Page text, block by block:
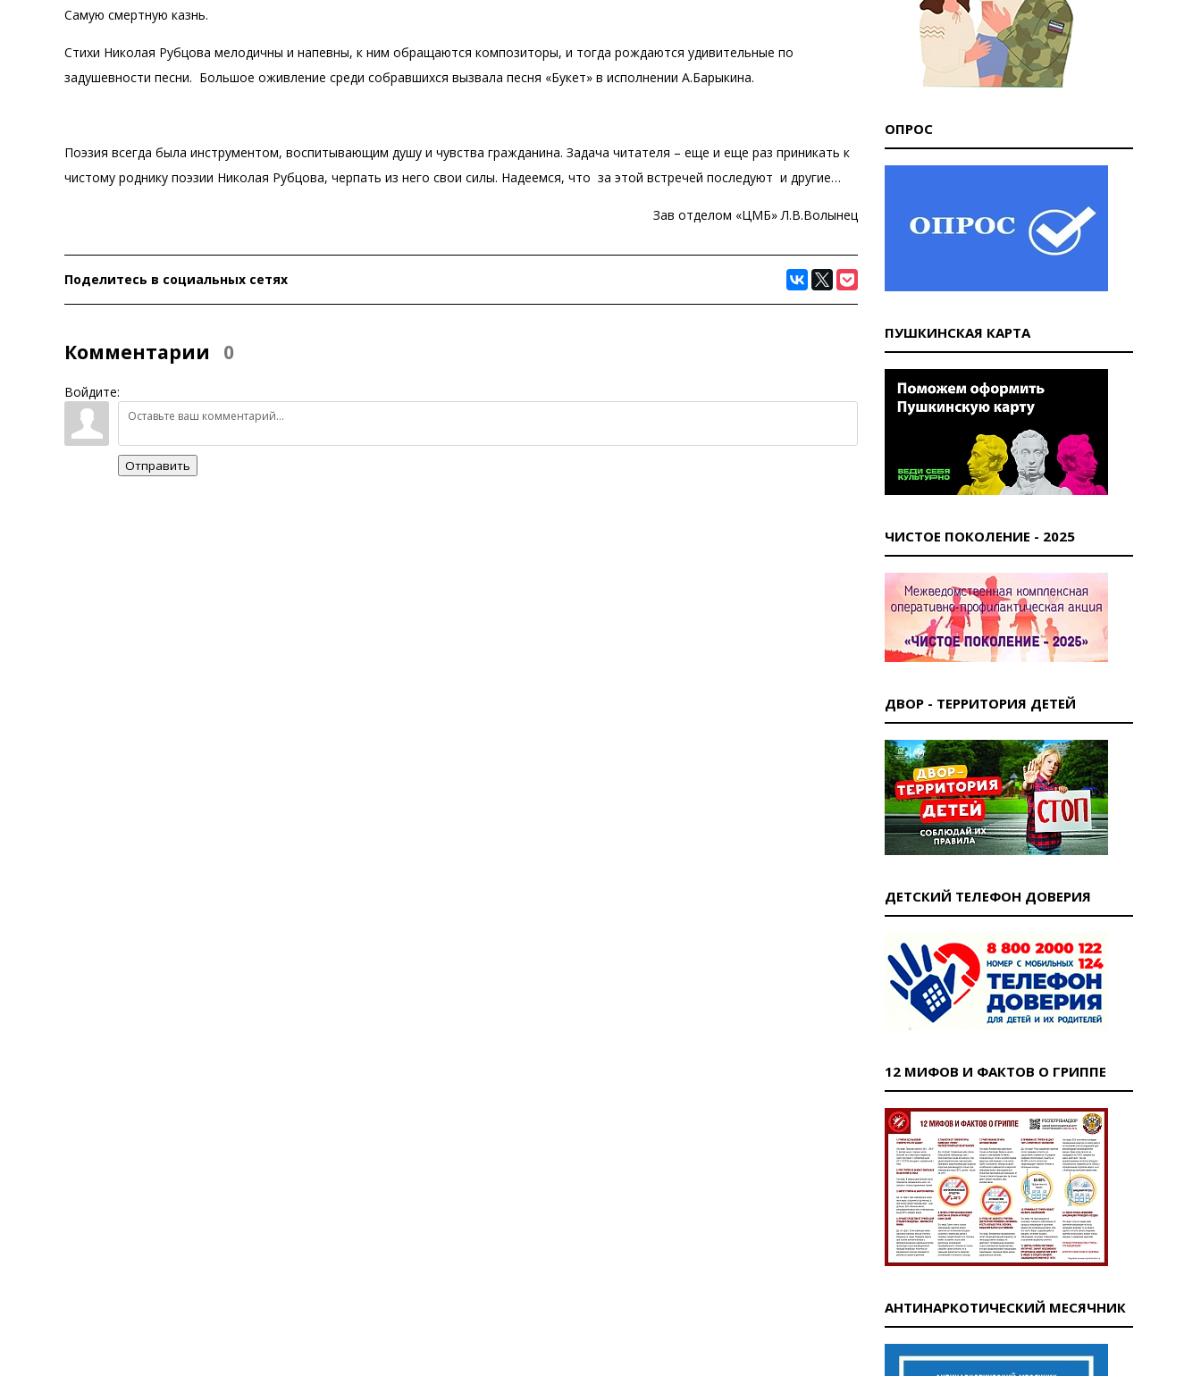
Самую смертную казнь.
Стихи Николая Рубцова мелодичны и напевны, к ним обращаются композиторы, и тогда рождаются удивительные по
задушевности песни. Большое оживление среди собравшихся вызвала песня «Букет» в исполнении А.Барыкина.
Поэзия всегда была инструментом, воспитывающим душу и чувства гражданина. Задача читателя – еще и еще раз приникать к
чистому роднику поэзии Николая Рубцова, черпать из него свои силы. Надеемся, что за этой встречей последуют и другие…
Зав отделом «ЦМБ» Л.В.Волынец
Поделитесь в социальных сетях
Комментарии 0
Войдите:
Отправить
ОПРОС
ПУШКИНСКАЯ КАРТА
ЧИСТОЕ ПОКОЛЕНИЕ - 2025
ДВОР - ТЕРРИТОРИЯ ДЕТЕЙ
ДЕТСКИЙ ТЕЛЕФОН ДОВЕРИЯ
12 МИФОВ И ФАКТОВ О ГРИППЕ
АНТИНАРКОТИЧЕСКИЙ МЕСЯЧНИК